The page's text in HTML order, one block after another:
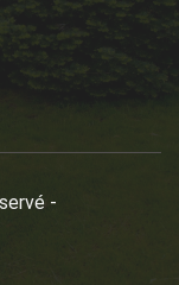
-